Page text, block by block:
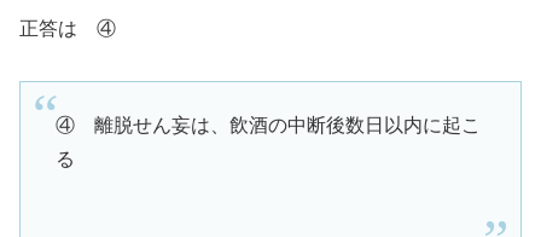
正答は ④
④ 離脱せん妄は、飲酒の中断後数日以内に起こ
る